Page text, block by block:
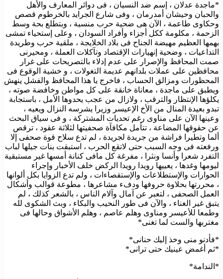
*ماجدة عدلان ، إسم ضد النسيان ، فى دوائر المعارف والأهل
والحبان وحيشان أمدرمان ، وفى شارع الجرايد بالخرطوم قصص
وحكاوى طاعمة ، الآن هى ضحية حرب منسية ، وبتطلع بحة وسط
الزحمة ، مكلومة ككل أجزاء وأفراد السودان ، وعلى إستحياء تمشى
بهمها العظيم مهيضة الجناح فى بلاد الخلايجة ، ملقية حرب وطريدة
التداعيات ، وضحية إنهيارات الإقتصاد وتآكلات العملة ، ومحيرنى
صمت المحافظ والإصرار على عدم إدلاء بالتصريحات على غرار
محافظين على عملات بلدانهم عديمة التغولات ، و خشية الوقوع فى
المحظورات ومزالق الحساب ، فاخرج يا هذا المحافظ والفشل ينهش
ويطبق على ماجدة ، معاناة خانقة على كل مواطن وخافضة صوته ،
يكلؤها الإنتظار والترقب ، ولازال من عجب يحدوها الأمل ، باستجابة
تبدو بعيدة المنال من الأخ الإعيسر وزيرا يشرسه النزال ويعيه ،
وعينها الآن على مناوى رغم تحديات المشتركة ، و فى سياق البحث
عن حقوقها المضاعة ، تتأمل مكافآة صحفيتها لثلاثة عقود ، ترقص
ألما وتطيرا فراشة من جريدة لجريدة ، لم تدع سلاح قوة صحفى إلا
ورفعته فى وجه السبب حتى لاتقع الحرب ، استبقت بنات جيلها لباب
التفرد شعرا وأنسا ونثرا ، مفرغة كل مافى كنانة أمسها غير مستبقية
ليومها وغدها ، يعييها رويدا رويدا الركض خلف الأخبار وإجراء
الحوارات والإستطلاعات والإستقصاءات ، ولم تدع الزوايا بكل ألوانها
، محررتها بحلاوة حروفها ودفء مشاعرها ، مطوعة قوالب وأشكال
العمل الصحفى ، لتعبر عن آمال وآلام الناس ، بالشعر كذلك ، لم
يتبق غير الغناء ، والآن فى طور النحيب والبكاء ، وبث الشكوى لله
وطمعا للأعيسر ومناوى وهلم عاصم ، وهلم الأشواق وحالها فى
مغتربها والست لما تغنى*
*فأدنو منى وخذ إليك حنانى*
*ثم أغمض عينيك حتى ترانى*
*الندامة*